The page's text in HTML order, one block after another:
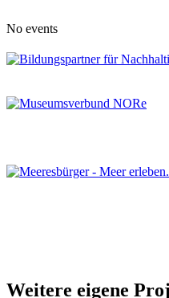
No events
Weitere eigene